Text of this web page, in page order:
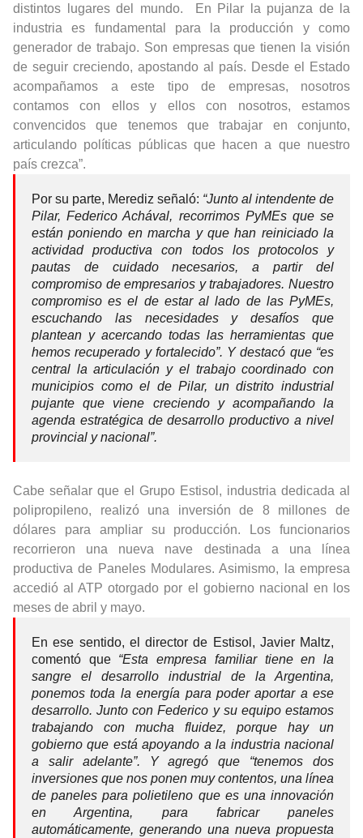
distintos lugares del mundo. En Pilar la pujanza de la
industria es fundamental para la producción y como
generador de trabajo. Son empresas que tienen la visión
de seguir creciendo, apostando al país. Desde el Estado
acompañamos a este tipo de empresas, nosotros
contamos con ellos y ellos con nosotros, estamos
convencidos que tenemos que trabajar en conjunto,
articulando políticas públicas que hacen a que nuestro
país crezca”.
Por su parte, Merediz señaló: “Junto al intendente de
Pilar, Federico Achával, recorrimos PyMEs que se
están poniendo en marcha y que han reiniciado la
actividad productiva con todos los protocolos y
pautas de cuidado necesarios, a partir del
compromiso de empresarios y trabajadores. Nuestro
compromiso es el de estar al lado de las PyMEs,
escuchando las necesidades y desafíos que
plantean y acercando todas las herramientas que
hemos recuperado y fortalecido”. Y destacó que “es
central la articulación y el trabajo coordinado con
municipios como el de Pilar, un distrito industrial
pujante que viene creciendo y acompañando la
agenda estratégica de desarrollo productivo a nivel
provincial y nacional”.
Cabe señalar que el Grupo Estisol, industria dedicada al
polipropileno, realizó una inversión de 8 millones de
dólares para ampliar su producción. Los funcionarios
recorrieron una nueva nave destinada a una línea
productiva de Paneles Modulares. Asimismo, la empresa
accedió al ATP otorgado por el gobierno nacional en los
meses de abril y mayo.
En ese sentido, el director de Estisol, Javier Maltz,
comentó que “Esta empresa familiar tiene en la
sangre el desarrollo industrial de la Argentina,
ponemos toda la energía para poder aportar a ese
desarrollo. Junto con Federico y su equipo estamos
trabajando con mucha fluidez, porque hay un
gobierno que está apoyando a la industria nacional
a salir adelante”. Y agregó que “tenemos dos
inversiones que nos ponen muy contentos, una línea
de paneles para polietileno que es una innovación
en Argentina, para fabricar paneles
automáticamente, generando una nueva propuesta